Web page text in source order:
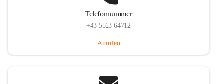
Telefonnummer
+43 5523 64712
Anrufen